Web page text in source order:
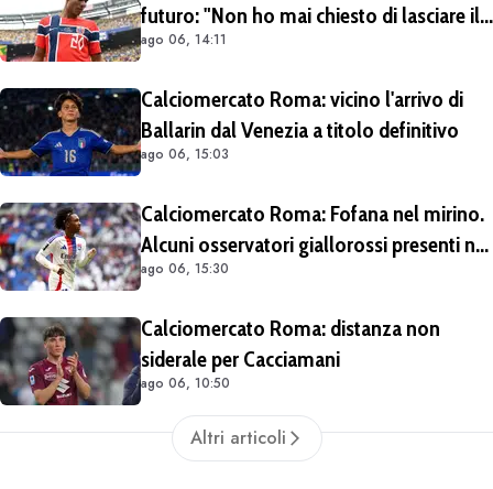
futuro: "Non ho mai chiesto di lasciare il
Lipsia". Giallorossi ancora al lavoro
ago 06, 14:11
Calciomercato Roma: vicino l'arrivo di
Ballarin dal Venezia a titolo definitivo
ago 06, 15:03
Calciomercato Roma: Fofana nel mirino.
Alcuni osservatori giallorossi presenti nel
match di Champions con il Lione
ago 06, 15:30
Calciomercato Roma: distanza non
siderale per Cacciamani
ago 06, 10:50
Altri articoli